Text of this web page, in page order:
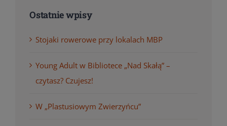
Ostatnie wpisy
Stojaki rowerowe przy lokalach MBP
Young Adult w Bibliotece „Nad Skałą” –
czytasz? Czujesz!
W „Plastusiowym Zwierzyńcu”